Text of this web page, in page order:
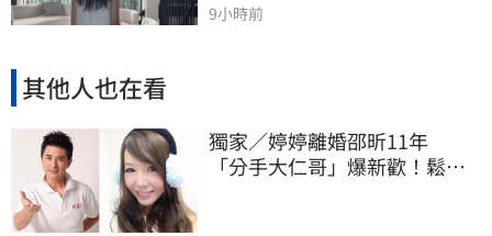
9小時前
其他人也在看
獨家／婷婷離婚邵昕11年
「分手大仁哥」爆新歡！鬆口